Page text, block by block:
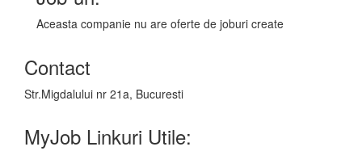
Aceasta companie nu are oferte de joburi create
Contact
Str.Migdalului nr 21a, Bucuresti
MyJob Linkuri Utile: